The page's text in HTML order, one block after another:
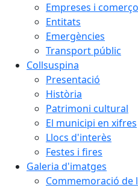
Empreses i
Entitats
Emergències
Transport públic
Collsuspina
Presentació
Història
Patrimoni cultural
El municipi en xifres
Llocs d'interès
Festes i fires
Galeria d'imatges
Commemoració de